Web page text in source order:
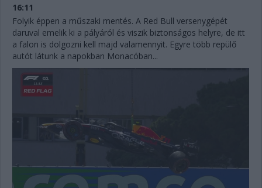
16:11
Folyik éppen a műszaki mentés. A Red Bull versenygépét
daruval emelik ki a pályáról és viszik biztonságos helyre, de itt
a falon is dolgozni kell majd valamennyit. Egyre több repülő
autót látunk a napokban Monacóban...